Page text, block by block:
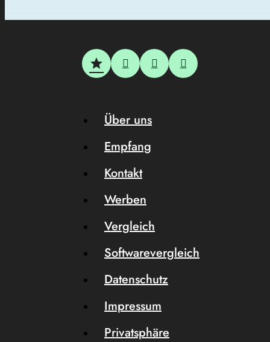
Über uns
Empfang
Kontakt
Werben
Vergleich
Softwarevergleich
Datenschutz
Impressum
Privatsphäre